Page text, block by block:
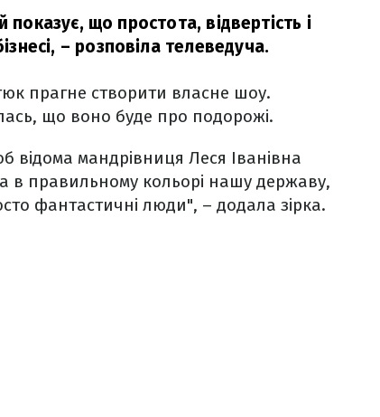
показує, що простота, відвертість і
– розповіла телеведуча.
прагне створити власне шоу.
що воно буде про подорожі.
відома мандрівниця Леся Іванівна
в правильному кольорі нашу державу,
фантастичні люди", – додала зірка.